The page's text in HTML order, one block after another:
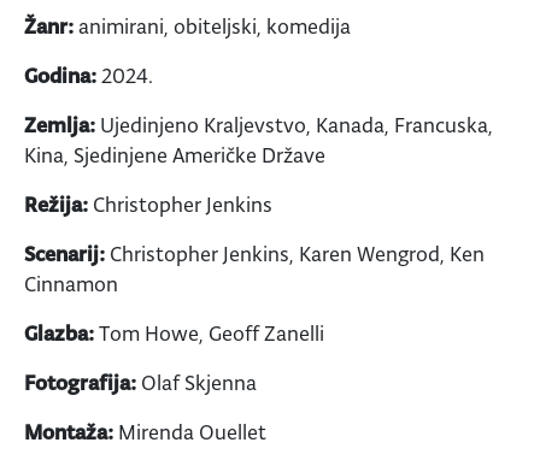
Žanr:animirani, obiteljski, komedija
Godina:2024.
Zemlja: Ujedinjeno Kraljevstvo, Kanada, Francuska,
Kina, Sjedinjene Američke Države
Režija: Christopher Jenkins
Scenarij: Christopher Jenkins, Karen Wengrod, Ken
Cinnamon
Glazba:Tom Howe, Geoff Zanelli
Fotografija: Olaf Skjenna
Montaža: Mirenda Ouellet